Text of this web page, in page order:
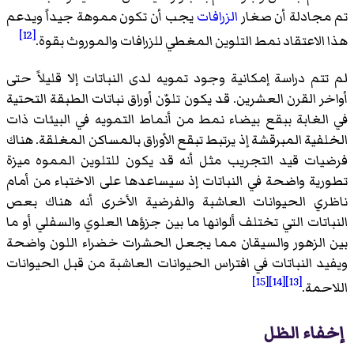
تم مجادلة أن صغار الزرافاتيجب أن تكون مموهة جيداً ويدعم
هذا الاعتقاد نمط التلوين المغطي للزرافات والموروث بقوة.[12]
لم تتم دراسة إمكانية وجود تمويه لدى النباتات إلا قليلاً حتى
أواخر القرن العشرين. قد يكون تلوّن أوراق نباتات الطبقة التحتية
في الغابة ببقع بيضاء نمط من أنماط التمويه في البيئات ذات
الخلفية المبرقشة إذ يرتبط تبقع الأوراق بالمساكن المغلقة. هناك
فرضيات قيد التجريب مثل أنه قد يكون للتلوين المموه ميزة
تطورية واضحة في النباتات إذ سيساعدها على الاختباء من أمام
ناظري الحيوانات العاشبة والفرضية الأخرى أنه هناك بعص
النباتات التي تختلف ألوانها ما بين جزؤها العلوي والسفلي أو ما
بين الزهور والسيقان مما يجعل الحشرات خضراء اللون واضحة
ويفيد النباتات في افتراس الحيوانات العاشبة من قبل الحيوانات
اللاحمة.[13]
[14]
[15]
إخفاء الظل